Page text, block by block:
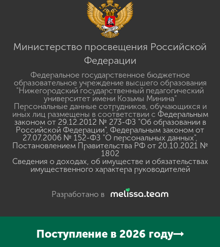
Министерство просвещения Российской
Федерации
Федеральное государственное бюджетное
образовательное учреждение высшего образования
"Нижегородский государственный педагогический
университет имени Козьмы Минина"
Персональные данные сотрудников, обучающихся и
иных лиц размещены в соответствии с Федеральным
законом от 29.12.2012 № 273-ФЗ "Об образовании в
Российской Федерации", Федеральным законом от
27.07.2006 № 152-ФЗ "О персональных данных",
Постановлением Правительства РФ от 20.10.2021 №
1802
Сведения о доходах, об имуществе и обязательствах
имущественного характера руководителей
Разработано в
Поступление в 2026 году